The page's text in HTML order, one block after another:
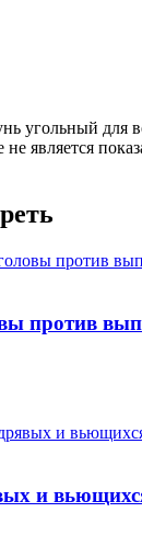
угольный для
является
против
и